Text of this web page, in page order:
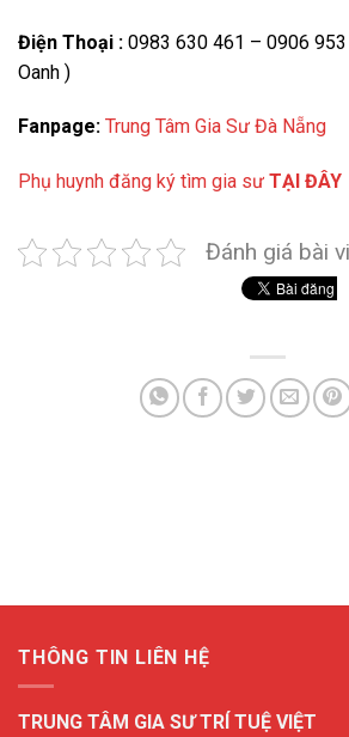
Điện Thoại : 0983 630 461 – 0906 953
Oanh )
Fanpage: Trung Tâm Gia Sư Đà Nẵng
Phụ huynh đăng ký tìm gia sư TẠI ĐÂY
Đánh giá bài
THÔNG TIN LIÊN HỆ
TRUNG TÂM GIA SƯ TRÍ TUỆ VIỆT